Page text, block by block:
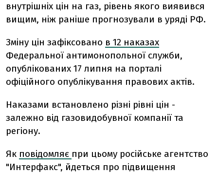
внутрішніх цін на газ, рівень якого виявився
вищим, ніж раніше прогнозували в уряді РФ.
Зміну цін зафіксовано в 12 наказах
Федеральної антимонопольної служби,
опублікованих 17 липня на порталі
офіційного опублікування правових актів.
Наказами встановлено різні рівні цін -
залежно від газовидобувної компанії та
регіону.
Як повідомляє при цьому російське агентство
"Интерфакс", йдеться про підвищення